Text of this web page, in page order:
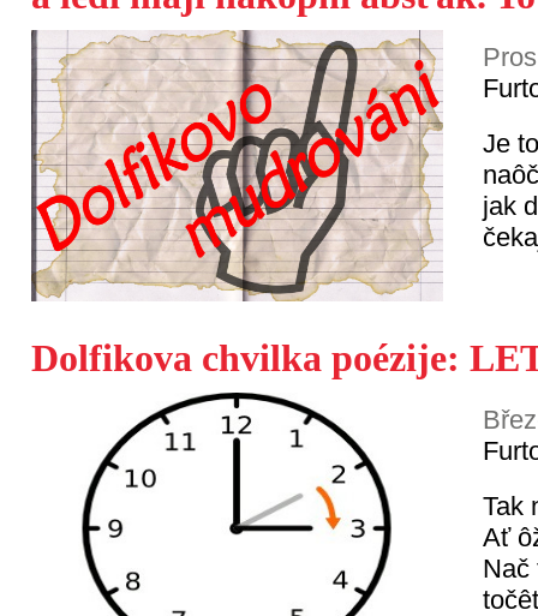
Je
jak
Dolfikova chvilka poézije:
Tak
Ať
Nač